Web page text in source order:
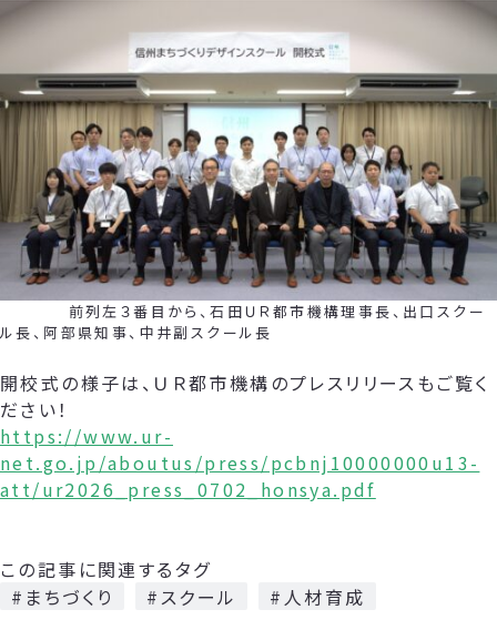
前列左３番目から、石田ＵＲ都市機構理事長、出口スクー
ル長、阿部県知事、中井副スクール長
開校式の様子は、ＵＲ都市機構のプレスリリースもご覧く
ださい！
https://www.ur-
net.go.jp/aboutus/press/pcbnj10000000u13-
att/ur2026_press_0702_honsya.pdf
この記事に関連するタグ
#まちづくり
#スクール
#人材育成